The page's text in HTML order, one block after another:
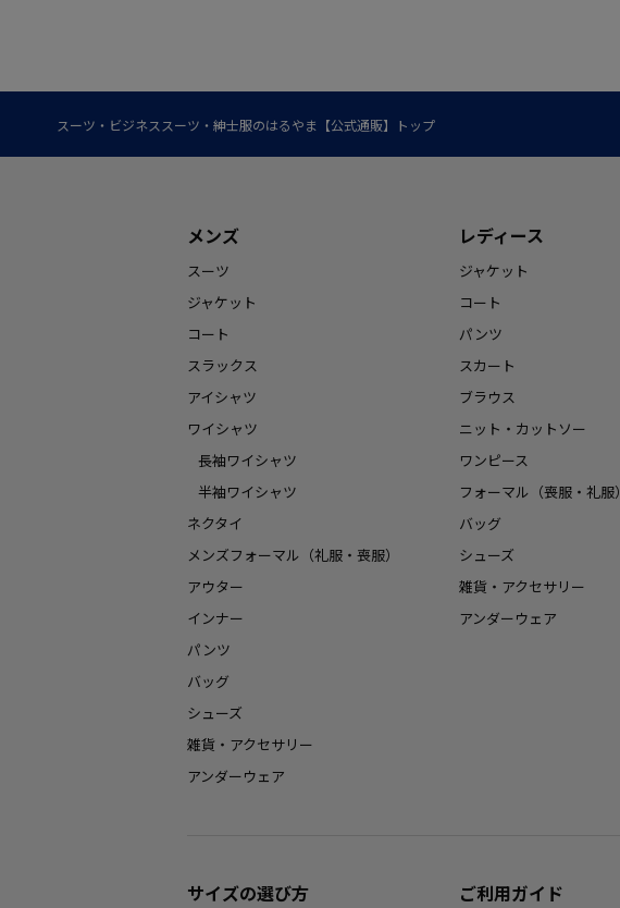
スーツ・ビジネススーツ・紳士服のはるやま【公式通販】トップ
メンズ
スーツ
ジャケット
コート
スラックス
アイシャツ
ワイシャツ
長袖ワイシャツ
半袖ワイシャツ
ネクタイ
メンズフォーマル（礼服・喪服）
アウター
インナー
パンツ
バッグ
シューズ
雑貨・アクセサリー
アンダーウェア
レディース
ジャケット
コート
パンツ
スカート
ブラウス
ニット・カットソー
ワンピース
フォーマル（喪服・礼服）
バッグ
シューズ
雑貨・アクセサリー
アンダーウェア
サイズの選び方 ご利用ガイド